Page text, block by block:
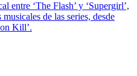
entre ‘The Flash’ y ‘Supergirl’,
de las series, desde
Kill’.